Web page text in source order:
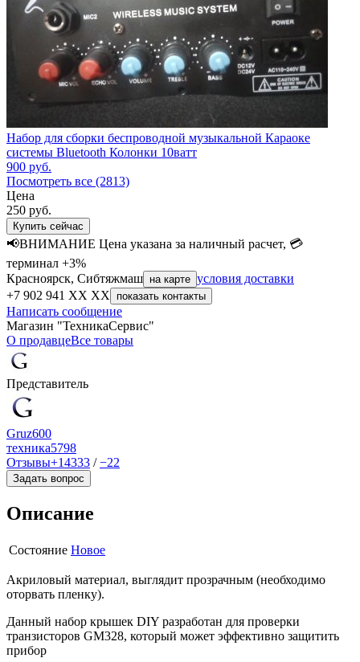
Набор для сборки беспроводной музыкальной Караоке
системы Bluetooth Колонки 10ватт
900 руб.
Посмотреть все (2813)
Цена
250 руб.
Купить сейчас
📢ВНИМАНИЕ Цена указана за наличный расчет, 💳
терминал +3%
Красноярск, Сибтяжмаш на карте условия доставки
+7 902 941 XX XX
показать контакты
Написать сообщение
Магазин "ТехникаСервис"
О продавцеВсе товары
Представитель
Gruz600
техника5798
Отзывы+14333 /−22
Задать вопрос
Описание
Состояние Новое
Акриловый материал, выглядит прозрачным (необходимо
оторвать пленку).
Данный набор крышек DIY разработан для проверки
транзисторов GM328, который может эффективно защитить
прибор